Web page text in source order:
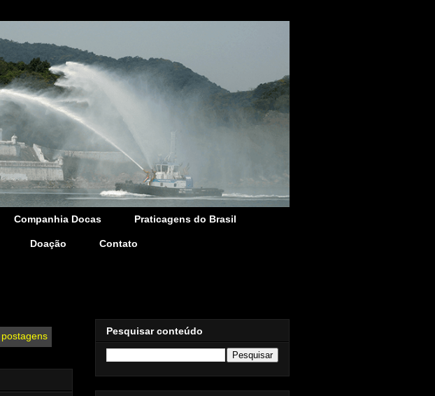
Companhia Docas Praticagens do Brasil
Doação Contato
Pesquisar conteúdo